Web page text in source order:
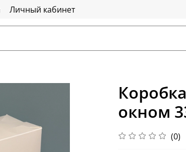
Личный кабинет
окном
(0)